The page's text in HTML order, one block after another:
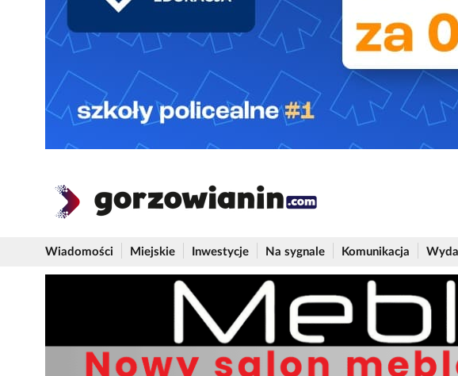
Wiadomości Miejskie Inwestycje Na sygnale Komunikacja